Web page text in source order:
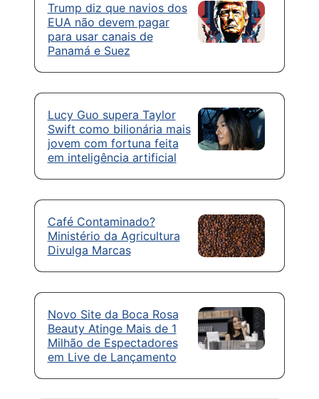
Trump diz que navios dos
EUA não devem pagar
para usar canais de
Panamá e Suez
Lucy Guo supera Taylor
Swift como bilionária mais
jovem com fortuna feita
em inteligência artificial
Café Contaminado?
Ministério da Agricultura
Divulga Marcas
Novo Site da Boca Rosa
Beauty Atinge Mais de 1
Milhão de Espectadores
em Live de Lançamento